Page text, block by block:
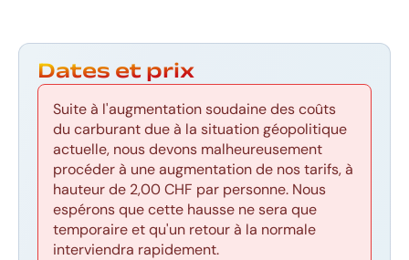
Dates et prix
Suite à l'augmentation soudaine des coûts
du carburant due à la situation géopolitique
actuelle, nous devons malheureusement
procéder à une augmentation de nos tarifs, à
hauteur de 2,00 CHF par personne. Nous
espérons que cette hausse ne sera que
temporaire et qu'un retour à la normale
interviendra rapidement.